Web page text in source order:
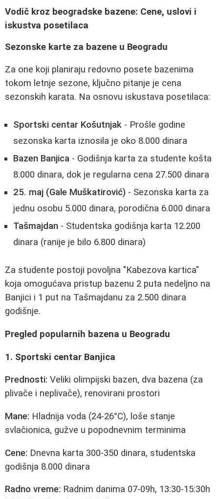
Vodič kroz beogradske bazene: Cene, uslovi i
iskustva posetilaca
Sezonske karte za bazene u Beogradu
Za one koji planiraju redovno posete bazenima
tokom letnje sezone, ključno pitanje je cena
sezonskih karata. Na osnovu iskustava posetilaca:
Sportski centar Košutnjak - Prošle godine
sezonska karta iznosila je oko 8.000 dinara
Bazen Banjica - Godišnja karta za studente košta
8.000 dinara, dok je regularna cena 27.500 dinara
25. maj (Gale Muškatirović) - Sezonska karta za
jednu osobu 5.000 dinara, porodična 6.000 dinara
Tašmajdan - Studentska godišnja karta 12.200
dinara (ranije je bilo 6.800 dinara)
Za studente postoji povoljna "Kabezova kartica"
koja omogućava pristup bazenu 2 puta nedeljno na
Banjici i 1 put na Tašmajdanu za 2.500 dinara
godišnje.
Pregled popularnih bazena u Beogradu
1. Sportski centar Banjica
Prednosti: Veliki olimpijski bazen, dva bazena (za
plivače i neplivače), renovirani prostori
Mane: Hladnija voda (24-26°C), loše stanje
svlačionica, gužve u popodnevnim terminima
Cene: Dnevna karta 300-350 dinara, studentska
godišnja 8.000 dinara
Radno vreme: Radnim danima 07-09h, 13:30-15:30h